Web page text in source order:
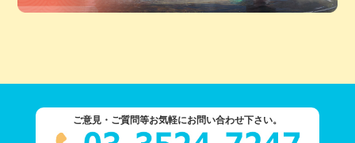
ご意見・ご質問等お気軽にお問い合わせ下さい。